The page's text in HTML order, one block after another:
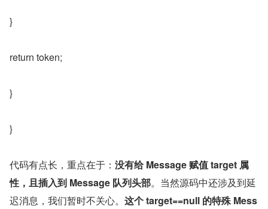
}
return token;
}
}
代码有点长，重点在于： 没有给 Message 赋值 target 属
性，且插入到 Message 队列头部。当然源码中还涉及到延
迟消息，我们暂时不关心。 这个 target==null 的特殊 Mess